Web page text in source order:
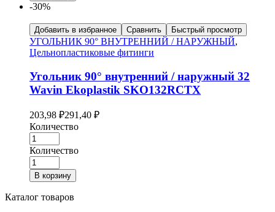
-30%
Добавить в избранное Сравнить Быстрый просмотр
УГОЛЬНИК 90° ВНУТРЕННИЙ / НАРУЖНЫЙ,
Цельнопластиковые фитинги
Угольник 90° внутренний / наружный 32
Wavin Ekoplastik SKO132RCTX
203,98 ₽291,40 ₽
Количество
Количество
В корзину
Каталог товаров